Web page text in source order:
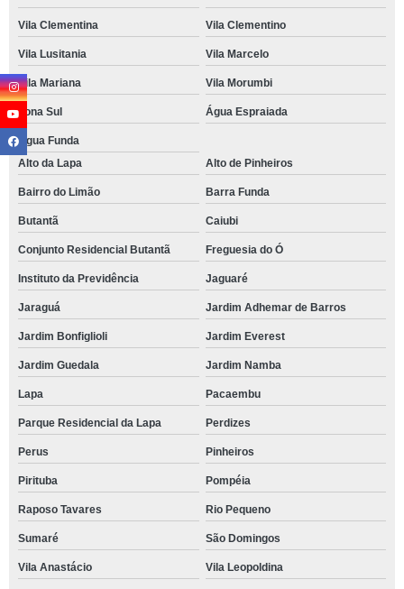
Vila Clementina Vila Clementino
Vila Lusitania Vila Marcelo
Vila Mariana Vila Morumbi
Zona Sul Água Espraiada
Água Funda
Alto da Lapa
Alto de Pinheiros
Bairro do Limão Barra Funda
Butantã Caiubi
Conjunto Residencial Butantã Freguesia do Ó
Instituto da Previdência Jaguaré
Jaraguá Jardim Adhemar de Barros
Jardim Bonfiglioli Jardim Everest
Jardim Guedala Jardim Namba
Lapa Pacaembu
Parque Residencial da Lapa Perdizes
Perus Pinheiros
Pirituba Pompéia
Raposo Tavares Rio Pequeno
Sumaré São Domingos
Vila Anastácio Vila Leopoldina